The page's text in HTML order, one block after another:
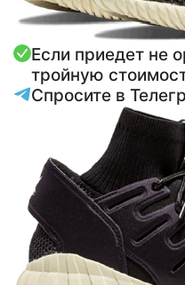
Если приедет не
тройную
Спросите в